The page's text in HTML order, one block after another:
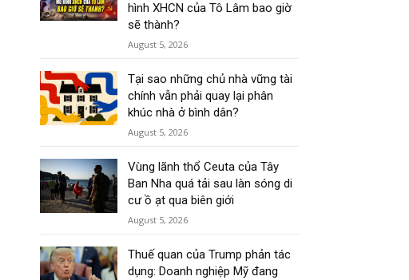
hình XHCN của Tô Lâm bao giờ
sẽ thành?
August 5, 2026
Tại sao những chủ nhà vững tài
chính vẫn phải quay lại phân
khúc nhà ở bình dân?
August 5, 2026
Vùng lãnh thổ Ceuta của Tây
Ban Nha quá tải sau làn sóng di
cư ồ ạt qua biên giới
August 5, 2026
Thuế quan của Trump phản tác
dụng: Doanh nghiệp Mỹ đang